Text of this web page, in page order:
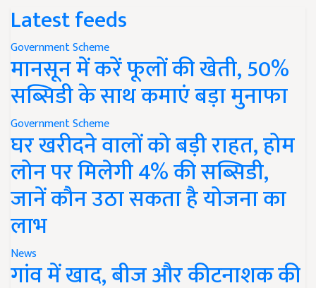
Latest feeds
Government Scheme
मानसून में करें फूलों की खेती, 50%
सब्सिडी के साथ कमाएं बड़ा मुनाफा
Government Scheme
घर खरीदने वालों को बड़ी राहत, होम
लोन पर मिलेगी 4% की सब्सिडी,
जानें कौन उठा सकता है योजना का
लाभ
News
गांव में खाद, बीज और कीटनाशक की